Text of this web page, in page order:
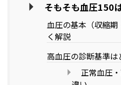
そもそも血圧150
血圧の基本（収縮
く解説
高血圧の診断基準は
正常血圧